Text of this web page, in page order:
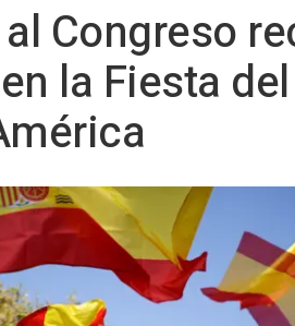
Congreso
la Fiesta